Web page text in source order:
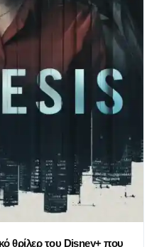
θρίλερ του Disney+ που